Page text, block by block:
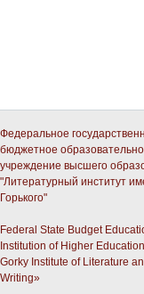
Федеральное
бюджетное
учреждение высшего
"Литературный институт
Горького"
Federal State Budget
Institution of Higher
Gorky Institute of Literature
Writing»